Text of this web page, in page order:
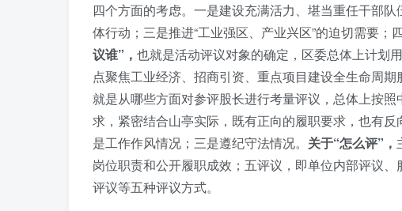
四个方面的考虑。一是建设充满活力、堪当重任干部
体行动；三是推进“工业强区、产业兴区”的迫切需要；
议谁”， 也就是活动评议对象的确定，区委总体上计划
点聚焦工业经济、招商引资、重点项目建设全生命周期
就是从哪些方面对参评股长进行考量评议，总体上按
求，紧密结合山亭实际，既有正向的履职要求，也有
是工作作风情况；三是遵纪守法情况。 关于“怎么评”，
岗位职责和公开履职成效；五评议，即单位内部评议
评议等五种评议方式。